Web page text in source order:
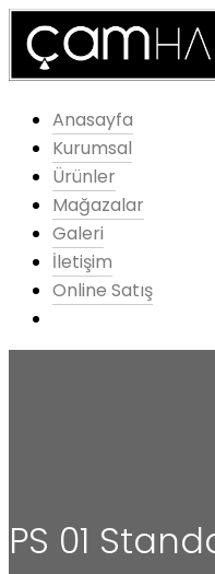
Anasayfa
Kurumsal
Ürünler
Mağazalar
Galeri
İletişim
Online Satış
PS 01